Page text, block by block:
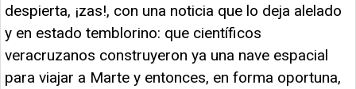
despierta, ¡zas!, con una noticia que lo deja alelado
y en estado temblorino: que científicos
veracruzanos construyeron ya una nave espacial
para viajar a Marte y entonces, en forma oportuna,